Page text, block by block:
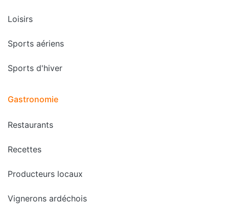
Loisirs
Sports aériens
Sports d'hiver
Gastronomie
Restaurants
Recettes
Producteurs locaux
Vignerons ardéchois